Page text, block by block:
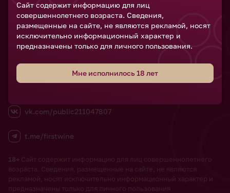
Российский
винодельческий
форум
vk.com/public211047807
t.me/firstwine
18+ Сайт содержит информацию для лиц совершеннолетнего
возраста. Сведения, размещенные на сайте, не являются
рекламой, носят исключительно информационный характер и
предназначены только для личного пользования
Сайт содержит информацию для лиц
совершеннолетнего возраста. Сведения,
размещенные на сайте, не являются рекламой, носят
исключительно информационный характер и
предназначены только для личного пользования.
Мне исполнилось 18 лет